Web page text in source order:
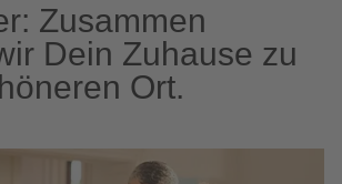
Zusammen
Dein Zuhause zu
Ort.